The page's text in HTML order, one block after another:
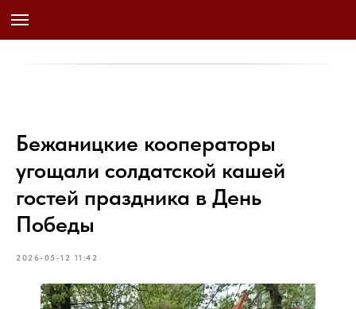
Бежаницкие кооператоры
угощали солдатской кашей
гостей праздника в День
Победы
2026-05-12 11:42